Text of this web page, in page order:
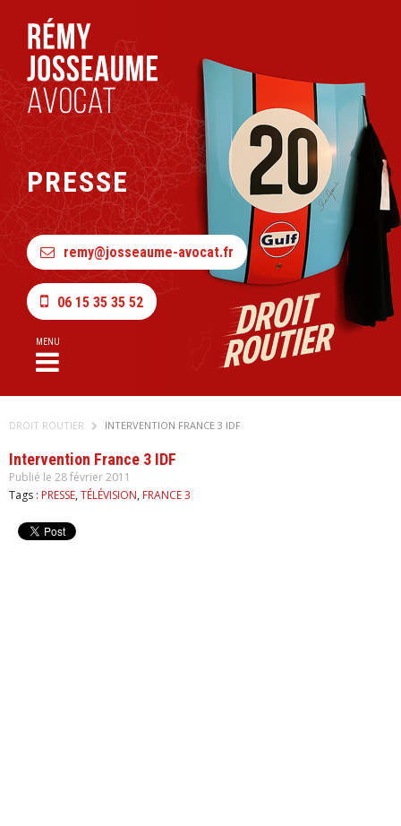
PRESSE
remy@josseaume-avocat.fr
06 15 35 35 52
MENU
DROIT ROUTIER INTERVENTION FRANCE 3 IDF
Intervention France 3 IDF
Publié le 28 février 2011
Tags : PRESSE, TÉLÉVISION, FRANCE 3